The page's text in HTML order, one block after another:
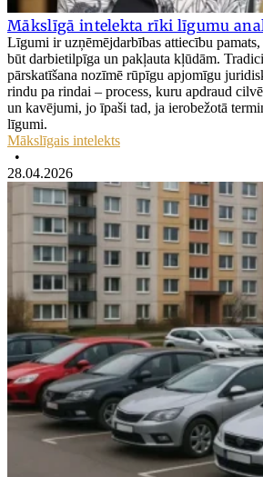
Mākslīgā intelekta rīki līgumu
Līgumi ir uzņēmējdarbības attiecību
būt darbietilpīga un pakļauta kļūdām.
pārskatīšana nozīmē rūpīgu apjomīgu
rindu pa rindai – process, kuru apdraud
un kavējumi, jo īpaši tad, ja ierobežotā
līgumi.
Mākslīgais intelekts
•
28.04.2026